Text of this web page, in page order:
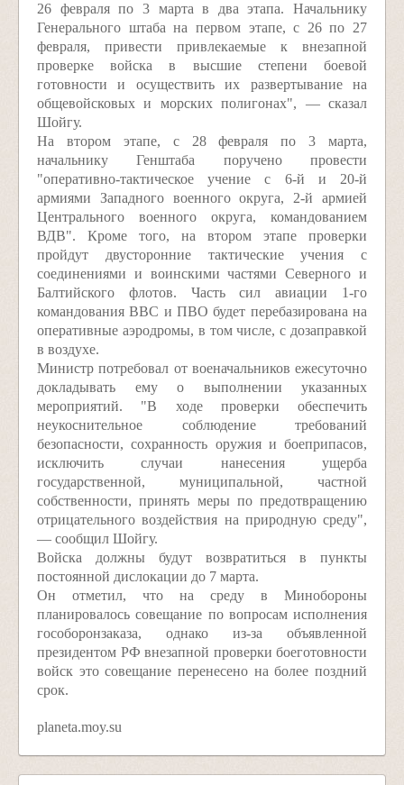
26 февраля по 3 марта в два этапа. Начальнику
Генерального штаба на первом этапе, с 26 по 27
февраля, привести привлекаемые к внезапной
проверке войска в высшие степени боевой
готовности и осуществить их развертывание на
общевойсковых и морских полигонах", — сказал
Шойгу.
На втором этапе, с 28 февраля по 3 марта,
начальнику Генштаба поручено провести
"оперативно-тактическое учение с 6-й и 20-й
армиями Западного военного округа, 2-й армией
Центрального военного округа, командованием
ВДВ". Кроме того, на втором этапе проверки
пройдут двусторонние тактические учения с
соединениями и воинскими частями Северного и
Балтийского флотов. Часть сил авиации 1-го
командования ВВС и ПВО будет перебазирована на
оперативные аэродромы, в том числе, с дозаправкой
в воздухе.
Министр потребовал от военачальников ежесуточно
докладывать ему о выполнении указанных
мероприятий. "В ходе проверки обеспечить
неукоснительное соблюдение требований
безопасности, сохранность оружия и боеприпасов,
исключить случаи нанесения ущерба
государственной, муниципальной, частной
собственности, принять меры по предотвращению
отрицательного воздействия на природную среду",
— сообщил Шойгу.
Войска должны будут возвратиться в пункты
постоянной дислокации до 7 марта.
Он отметил, что на среду в Минобороны
планировалось совещание по вопросам исполнения
гособоронзаказа, однако из-за объявленной
президентом РФ внезапной проверки боеготовности
войск это совещание перенесено на более поздний
срок.
planeta.moy.su